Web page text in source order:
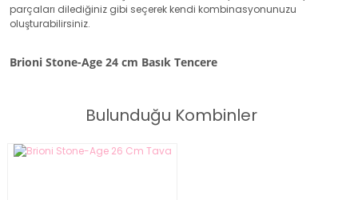
parçaları dilediğiniz gibi seçerek kendi kombinasyonunuzu
oluşturabilirsiniz.
Brioni Stone-Age 24 cm Basık Tencere
Bulunduğu Kombinler